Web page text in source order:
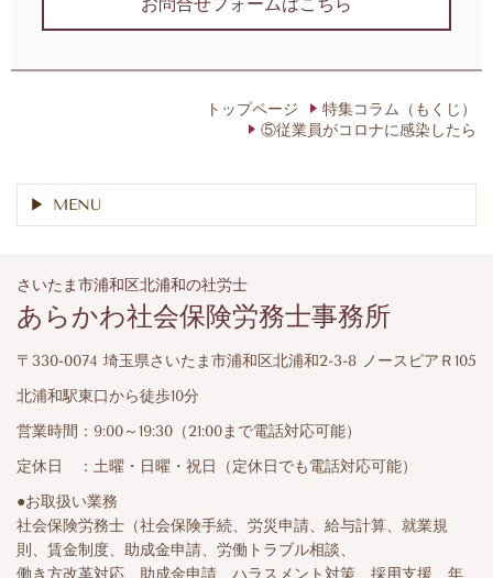
トップページ
特集コラム（もくじ）
⑤従業員がコロナに感染したら
MENU
さいたま市浦和区北浦和の社労士
あらかわ社会保険労務士事務所
〒330-0074 埼玉県さいたま市浦和区北浦和2-3-8 ノースピアＲ105
北浦和駅東口から徒歩10分
営業時間：9:00～19:30（21:00まで電話対応可能）
定休日 ：土曜・日曜・祝日（定休日でも電話対応可能）
●お取扱い業務
社会保険労務士（社会保険手続、労災申請、給与計算、就業規
則、賃金制度、助成金申請、労働トラブル相談、
働き方改革対応、助成金申請、ハラスメント対策、採用支援、年